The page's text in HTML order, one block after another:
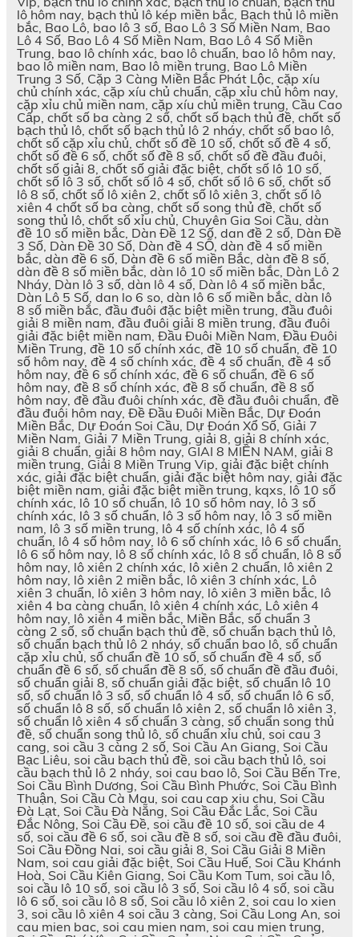
lô hôm nay, bạch thủ lô kép miền bắc, Bạch thủ lô miền
bắc, Bao Lô, bao lô 3 số, Bao Lô 3 Số Miền Nam, Bao
Lô 4 Số, Bao Lô 4 Số Miền Nam, Bao Lô 4 Số Miền
Trung, bao lô chính xác, bao lô chuẩn, bao lô hôm nay,
bao lô miền nam, Bao lô miền trung, Bao Lô Miền
Trung 3 Số, Cặp 3 Càng Miền Bắc Phát Lộc, cặp xíu
chủ chính xác, cặp xíu chủ chuẩn, cặp xỉu chủ hôm nay,
cặp xỉu chủ miền nam, cặp xíu chủ miền trung, Cầu Cao
Cấp, chốt số ba càng 2 số, chốt số bạch thủ đề, chốt số
bạch thủ lô, chốt số bạch thủ lô 2 nháy, chốt số bao lô,
chốt số cặp xỉu chủ, chốt số đề 10 số, chốt số đề 4 số,
chốt số đề 6 số, chốt số đề 8 số, chốt số đề đầu đuôi,
chốt số giải 8, chốt số giải đặc biệt, chốt số lô 10 số,
chốt số lô 3 số, chốt số lô 4 số, chốt số lô 6 số, chốt số
lô 8 số, chốt số lô xiên 2, chốt số lô xiên 3, chốt số lô
xiên 4 chốt số ba càng, chốt số song thủ đề, chốt số
song thủ lô, chốt số xỉu chủ, Chuyên Gia Soi Cầu, dàn
đề 10 số miền bắc, Dàn Đề 12 Số, dan đề 2 số, Dàn Đề
3 Số, Dàn Đề 30 Số, Dàn đề 4 SỐ, dàn đề 4 số miền
bắc, dàn đề 6 số, Dàn đề 6 số miền Bắc, dàn đề 8 số,
dàn đề 8 số miền bắc, dàn lô 10 số miền bắc, Dàn Lô 2
Nháy, Dàn lô 3 số, dàn lô 4 số, Dàn lô 4 số miền bắc,
Dàn Lô 5 Số, dan lo 6 so, dàn lô 6 số miền bắc, dàn lô
8 số miền bắc, đầu đuôi đặc biệt miền trung, đầu đuôi
giải 8 miền nam, đầu đuôi giải 8 miền trung, đầu đuôi
giải đặc biệt miền nam, Đầu Đuôi Miền Nam, Đầu Đuôi
Miền Trung, đề 10 số chính xác, đề 10 số chuẩn, đề 10
số hôm nay, đề 4 số chính xác, đề 4 số chuẩn, đề 4 số
hôm nay, đề 6 số chính xác, đề 6 số chuẩn, đề 6 số
hôm nay, đề 8 số chính xác, đề 8 số chuẩn, đề 8 số
hôm nay, đề đầu đuôi chính xác, đề đầu đuôi chuẩn, đề
đầu đuôi hôm nay, Đề Đầu Đuôi Miền Bắc, Dự Đoán
Miền Bắc, Dự Đoán Soi Cầu, Dự Đoán Xổ Số, Giải 7
Miền Nam, Giải 7 Miền Trung, giải 8, giải 8 chính xác,
giải 8 chuẩn, giải 8 hôm nay, GIAI 8 MIỀN NAM, giải 8
miền trung, Giải 8 Miền Trung Vip, giải đặc biệt chính
xác, giải đặc biệt chuẩn, giải đặc biệt hôm nay, giải đặc
biệt miền nam, giải đặc biệt miền trung, kqxs, lô 10 số
chính xác, lô 10 số chuẩn, lô 10 số hôm nay, lô 3 số
chính xác, lô 3 số chuẩn, lô 3 số hôm nay, lô 3 số miền
nam, lô 3 số miền trung, lô 4 số chính xác, lô 4 số
chuẩn, lô 4 số hôm nay, lô 6 số chính xác, lô 6 số chuẩn,
lô 6 số hôm nay, lô 8 số chính xác, lô 8 số chuẩn, lô 8 số
hôm nay, lô xiên 2 chính xác, lô xiên 2 chuẩn, lô xiên 2
hôm nay, lô xiên 2 miền bắc, lô xiên 3 chính xác, Lô
xiên 3 chuẩn, lô xiên 3 hôm nay, lô xiên 3 miền bắc, lô
xiên 4 ba càng chuẩn, lô xiên 4 chính xác, Lô xiên 4
hôm nay, lô xiên 4 miền bắc, Miền Bắc, số chuẩn 3
càng 2 số, số chuẩn bạch thủ đề, số chuẩn bạch thủ lô,
số chuẩn bạch thủ lô 2 nháy, số chuẩn bao lô, số chuẩn
cặp xỉu chủ, số chuẩn đề 10 số, số chuẩn đề 4 số, số
chuẩn đề 6 số, số chuẩn đề 8 số, số chuẩn đề đầu đuôi,
số chuẩn giải 8, số chuẩn giải đặc biệt, số chuẩn lô 10
số, số chuẩn lô 3 số, số chuẩn lô 4 số, số chuẩn lô 6 số,
số chuẩn lô 8 số, số chuẩn lô xiên 2, số chuẩn lô xiên 3,
số chuẩn lô xiên 4 số chuẩn 3 càng, số chuẩn song thủ
đề, số chuẩn song thủ lô, số chuẩn xỉu chủ, soi cau 3
cang, soi cầu 3 càng 2 số, Soi Cầu An Giang, Soi Cầu
Bạc Liêu, soi cầu bạch thủ đề, soi cầu bạch thủ lô, soi
cầu bạch thủ lô 2 nháy, soi cau bao lô, Soi Cầu Bến Tre,
Soi Cầu Bình Dương, Soi Cầu Bình Phước, Soi Cầu Bình
Thuận, Soi Cầu Cà Mau, soi cau cap xiu chu, Soi Cầu
Đà Lạt, Soi Cầu Đà Nẵng, Soi Cầu Đắc Lắc, Soi Cầu
Đắc Nông, Soi Cầu Đề, soi cầu đề 10 số, soi cầu de 4
số, soi cầu đề 6 số, soi cầu đề 8 số, soi cầu đề đầu đuôi,
Soi Cầu Đồng Nai, soi cầu giải 8, Soi Cầu Giải 8 Miền
Nam, soi cau giải đặc biệt, Soi Cầu Huế, Soi Cầu Khánh
Hoà, Soi Cầu Kiên Giang, Soi Cầu Kom Tum, soi cầu lô,
soi cầu lô 10 số, soi cầu lô 3 số, Soi cầu lô 4 số, soi cầu
lô 6 số, soi cầu lô 8 số, Soi cầu lô xiên 2, soi cau lo xien
3, soi cầu lô xiên 4 soi cầu 3 càng, Soi Cầu Long An, soi
cau mien bac, soi cau mien nam, soi cau mien trung,